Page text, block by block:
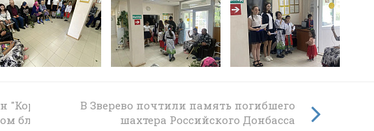
"Корзины доброты"
благочинии
В Зверево почтили память погибшего
шахтера Российского Донбасса